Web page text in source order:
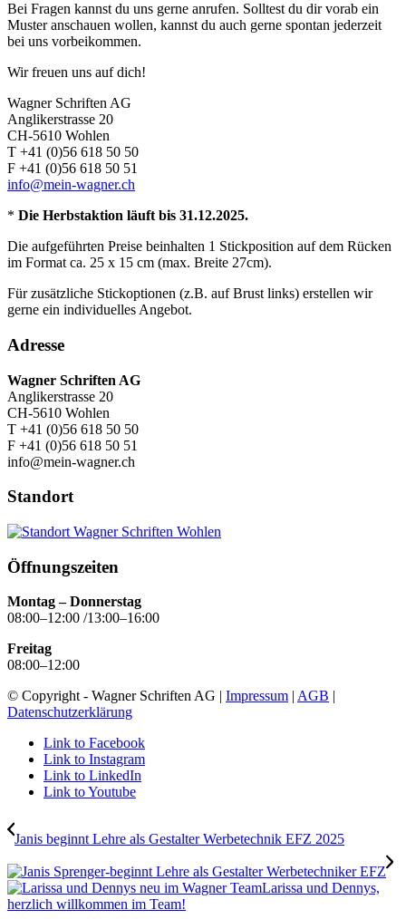
Bei Fragen kannst du uns gerne anrufen. Solltest du dir vorab ein
Muster anschauen wollen, kannst du auch gerne spontan jederzeit
bei uns vorbeikommen.
Wir freuen uns auf dich!
Wagner Schriften AG
Anglikerstrasse 20
CH-5610 Wohlen
T +41 (0)56 618 50 50
F +41 (0)56 618 50 51
info@mein-wagner.ch
* Die Herbstaktion läuft bis 31.12.2025.
Die aufgeführten Preise beinhalten 1 Stickposition auf dem Rücken
im Format ca. 25 x 15 cm (max. Breite 27cm).
Für zusätzliche Stickoptionen (z.B. auf Brust links) erstellen wir
gerne ein individuelles Angebot.
Adresse
Wagner Schriften AG
Anglikerstrasse 20
CH-5610 Wohlen
T +41 (0)56 618 50 50
F +41 (0)56 618 50 51
info@mein-wagner.ch
Standort
Öffnungszeiten
Montag – Donnerstag
08:00–12:00 /13:00–16:00
Freitag
08:00–12:00
© Copyright - Wagner Schriften AG | Impressum | AGB |
Datenschutzerklärung
Link to Facebook
Link to Instagram
Link to LinkedIn
Link to Youtube
Janis beginnt Lehre als Gestalter Werbetechnik EFZ 2025
Larissa und Dennys,
herzlich willkommen im Team!